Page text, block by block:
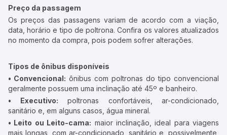
Preço da passagem
Os preços das passagens variam de acordo com a viação,
data, horário e tipo de poltrona. Confira os valores atualizados
no momento da compra, pois podem sofrer alterações.
Tipos de ônibus disponíveis
• Convencional: ônibus com poltronas do tipo convencional
geralmente possuem uma inclinação até 45º e banheiro.
• Executivo: poltronas confortáveis, ar-condicionado,
sanitário e, em alguns casos, água mineral.
• Leito ou Leito-cama: maior inclinação, ideal para viagens
mais longas, com ar-condicionado, sanitário e, possivelmente,